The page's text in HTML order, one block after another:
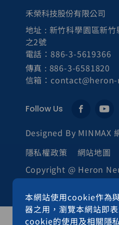
本網站使用cookie作為
器之用，瀏覽本網站即
cookie的使用及相關隱
禾榮科技股份有限公司
地址 : 新竹科學園區新
之2號
電話：886-3-5619366
傳真 : 886-3-6581820
信箱：
Follow Us
Designed By MINMAX
隱私權政策
網站地圖
Copyright @ Heron
Corp. All Rights